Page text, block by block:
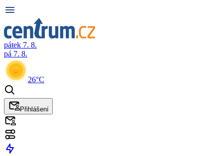
pátek 7. 8.
pá 7. 8.
26°C
Přihlášení